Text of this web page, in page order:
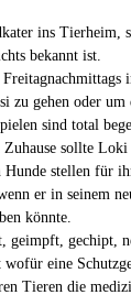
ins Tierheim,
bekannt ist.
zu gehen oder um
sind total
Zuhause sollte Loki
Hunde stellen für
er in seinem
könnte.
geimpft, gechipt,
wofür eine
Tieren die